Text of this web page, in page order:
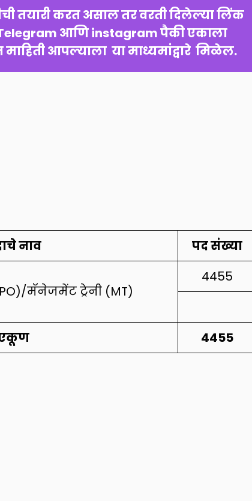
आणि instagram पैकी एकाला
आपल्याला  या माध्यमांद्वारे  मिळेल.
नाव पद संख्या
मॅनेजमेंट ट्रेनी (MT)
4455
4455